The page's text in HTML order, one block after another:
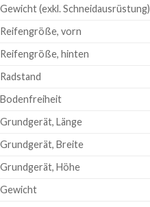
Gewicht (exkl. Schneidausrüstung)
Reifengröße, vorn
Reifengröße, hinten
Radstand
Bodenfreiheit
Grundgerät, Länge
Grundgerät, Breite
Grundgerät, Höhe
Gewicht